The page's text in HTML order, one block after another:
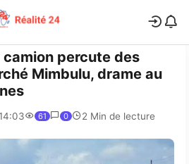
camion percute des
Mimbulu, drame au
61 0 2 Min de lecture